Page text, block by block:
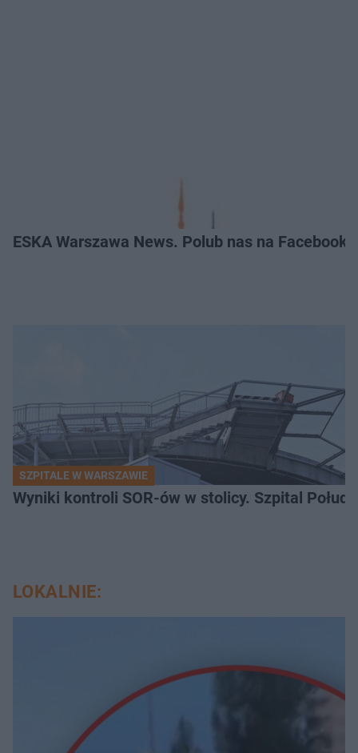
ESKA Warszawa News. Polub nas na
SZPITALE W WARSZAWIE
Wyniki kontroli SOR-ów w stolicy. Szpital
LOKALNIE: